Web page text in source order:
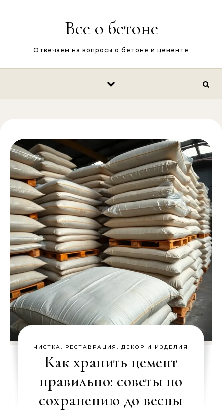
Все о бетоне
Отвечаем на вопросы о бетоне и цементе
ЧИСТКА, РЕСТАВРАЦИЯ, ДЕКОР И ИЗДЕЛИЯ
Как хранить цемент
правильно: советы по
сохранению до весны